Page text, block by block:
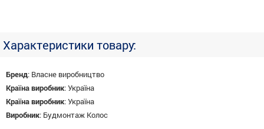
Характеристики товару:
Бренд: Власне виробництво
Країна виробник:Україна
Країна виробник:Україна
Виробник: Будмонтаж Колос